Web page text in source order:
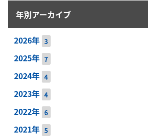
年別アーカイブ
2026年 3
2025年 7
2024年 4
2023年 4
2022年 6
2021年 5